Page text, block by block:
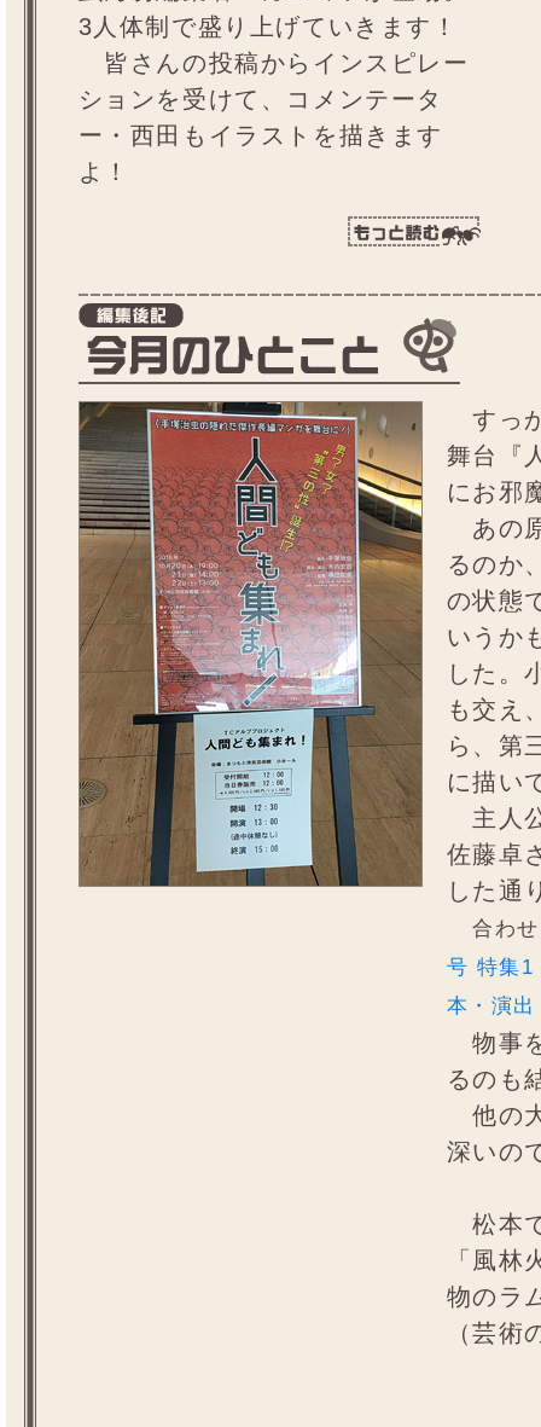
3人体制で盛り上げていきます！
皆さんの投稿からインスピレー
ションを受けて、コメンテータ
ー・西田もイラストを描きます
よ！
すっ
舞台『
にお邪
あの
るのか
の状態
いうか
した。
も交え
ら、第
に描い
主人
佐藤卓
した通
合わ
号 特集1
本・演
物事
るのも
他の
深いの
松本
「風
物のラ
（芸術